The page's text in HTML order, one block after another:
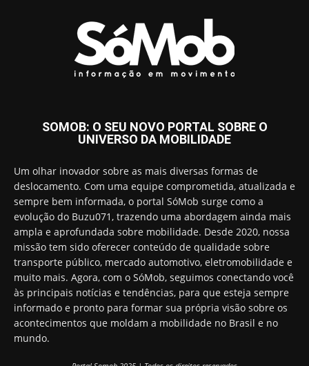
SOMOB: O SEU NOVO PORTAL SOBRE O
UNIVERSO DA MOBILIDADE
Um olhar inovador sobre as mais diversas formas de
deslocamento. Com uma equipe comprometida, atualizada e
sempre bem informada, o portal SóMob surge como a
evolução do Buzu071, trazendo uma abordagem ainda mais
ampla e aprofundada sobre mobilidade. Desde 2020, nossa
missão tem sido oferecer conteúdo de qualidade sobre
transporte público, mercado automotivo, eletromobilidade e
muito mais. Agora, com o SóMob, seguimos conectando você
às principais notícias e tendências, para que esteja sempre
informado e pronto para formar sua própria visão sobre os
acontecimentos que moldam a mobilidade no Brasil e no
mundo.